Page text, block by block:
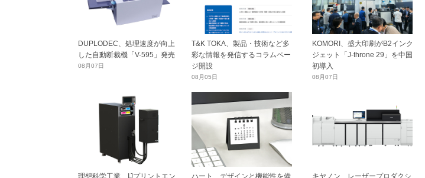
DUPLODEC、処理速度が向上
した自動断裁機「V-595」発売
08月07日
T&K TOKA、製品・技術など多
彩な情報を発信するコラムペー
ジ開設
08月05日
KOMORI、盛大印刷がB2インク
ジェット「J-throne 29」を中国
初導入
08月07日